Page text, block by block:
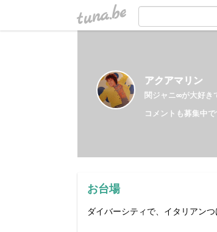
tuna.be
アクアマリン
関ジャニ∞が大好き
コメントも募集中で
お台場
ダイバーシティで、イタリアンつ